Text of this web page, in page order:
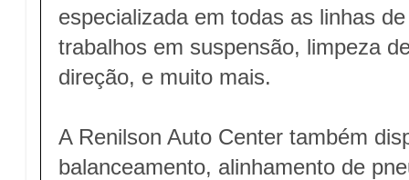
especializada em todas as linhas
trabalhos em suspensão, limpeza
direção, e muito mais.
A Renilson Auto Center também
balanceamento, alinhamento de